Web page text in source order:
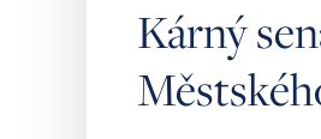
Kárný